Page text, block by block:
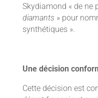
Skydiamond « de ne
diamants » pour
synthétiques ».
Une décision
Cette décision est